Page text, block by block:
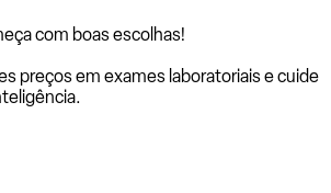
com boas escolhas!
preços em exames laboratoriais e cuide